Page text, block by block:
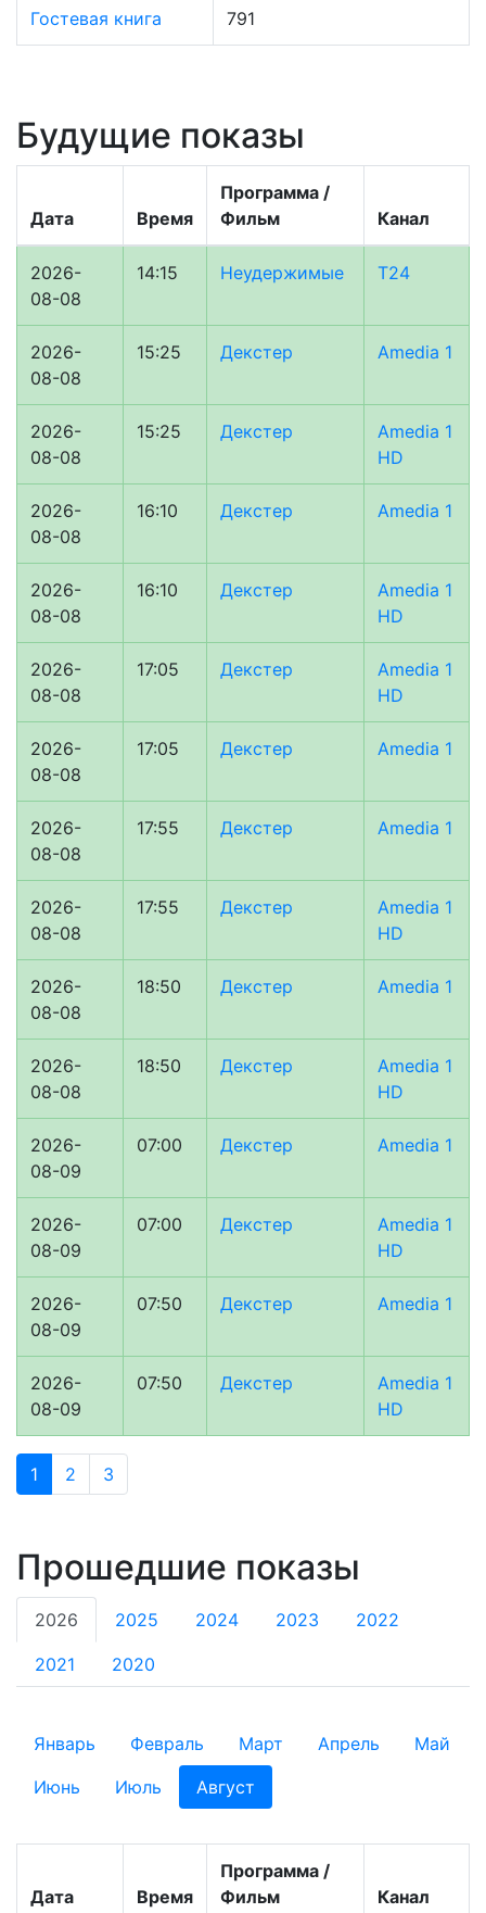
Гостевая книга 791
Будущие показы
Дата Время
Программа /
Фильм
Канал
2026-
08-08
14:15 Неудержимые Т24
2026-
08-08
15:25 Декстер Amedia 1
2026-
08-08
15:25 Декстер
Amedia 1
HD
2026-
08-08
16:10 Декстер Amedia 1
2026-
08-08
16:10 Декстер
Amedia 1
HD
2026-
08-08
17:05 Декстер
Amedia 1
HD
2026-
08-08
17:05 Декстер Amedia 1
2026-
08-08
17:55 Декстер Amedia 1
2026-
08-08
17:55 Декстер
Amedia 1
HD
2026-
08-08
18:50 Декстер Amedia 1
2026-
08-08
18:50 Декстер
Amedia 1
HD
2026-
08-09
07:00 Декстер Amedia 1
2026-
08-09
07:00 Декстер
Amedia 1
HD
2026-
08-09
07:50 Декстер Amedia 1
2026-
08-09
07:50 Декстер
Amedia 1
HD
1 2 3
Прошедшие показы
2026 2025 2024 2023 2022
2021 2020
Январь Февраль Март Апрель
Май
Июнь
Июль Август
Дата Время
Программа /
Фильм
Канал